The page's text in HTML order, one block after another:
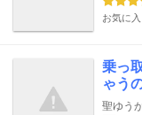
お気に
乗っ
ゃう
聖ゆう